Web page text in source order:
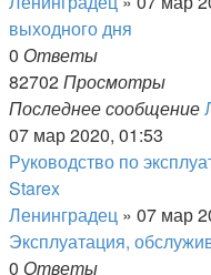
выходного дня
0 Ответы
82702Просмотры
Последнее сообщение
07 мар 2020, 01:53
Руководство по
Starex
Ленинградец » 07 мар
Эксплуатация,
0 Ответы